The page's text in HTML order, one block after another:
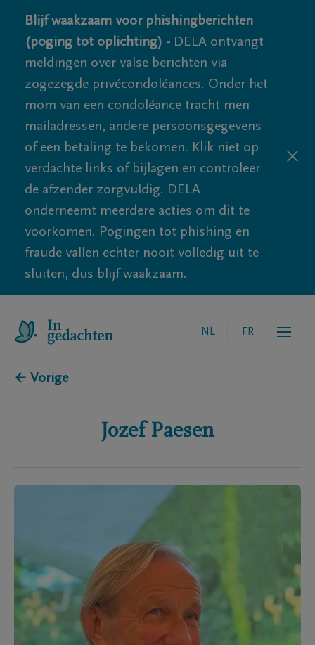
Blijf waakzaam voor phishingberichten
(poging tot oplichting) - DELA ontvangt
meldingen over valse berichten via
zogezegde privécondoléances. Onder het
mom van een condoléance tracht men
mailadressen, andere persoonsgegevens
of een betaling te bekomen. Klik niet op
verdachte links of bijlagen en controleer
de afzender zorgvuldig. DELA
onderneemt meerdere acties om dit te
voorkomen. Pogingen tot phishing en
fraude vallen echter nooit volledig uit te
sluiten, dus blijf waakzaam.
NL FR
← Vorige
Jozef Paesen